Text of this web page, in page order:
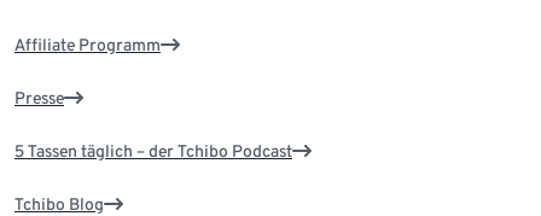
Affiliate Programm
Presse
5 Tassen täglich – der Tchibo Podcast
Tchibo Blog